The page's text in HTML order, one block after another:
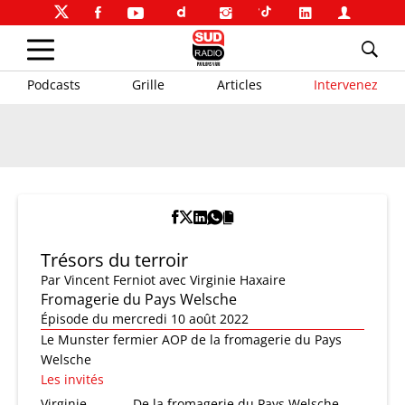
Podcasts Grille Articles Intervenez
Trésors du terroir
Par Vincent Ferniot avec Virginie Haxaire
Fromagerie du Pays Welsche
Épisode du mercredi 10 août 2022
Le Munster fermier AOP de la fromagerie du Pays
Welsche
Les invités